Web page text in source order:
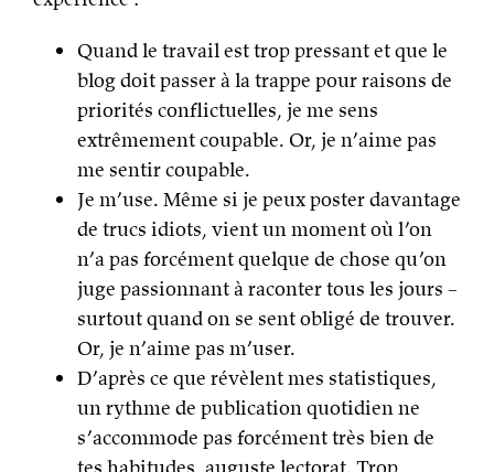
Quand le travail est trop pressant et que le
blog doit passer à la trappe pour raisons de
priorités conflictuelles, je me sens
extrêmement coupable. Or, je n’aime pas
me sentir coupable.
Je m’use. Même si je peux poster davantage
de trucs idiots, vient un moment où l’on
n’a pas forcément quelque de chose qu’on
juge passionnant à raconter tous les jours –
surtout quand on se sent obligé de trouver.
Or, je n’aime pas m’user.
D’après ce que révèlent mes statistiques,
un rythme de publication quotidien ne
s’accommode pas forcément très bien de